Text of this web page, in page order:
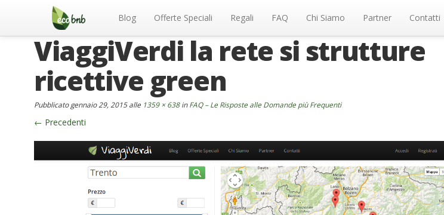
Menu Blog Offerte Speciali Regali FAQ Chi Siamo Partner Contatti
ViaggiVerdi la rete si strutture
ricettive green
Pubblicatogennaio 29, 2015alle 1359 × 638inFAQ – Le Risposte alle Domande più Frequenti
← Precedenti